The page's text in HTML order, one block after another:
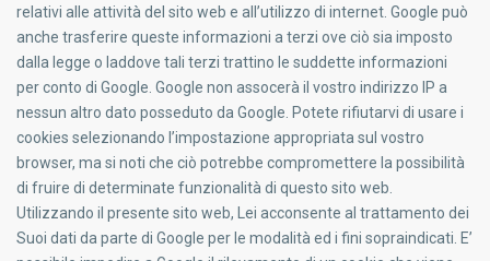
relativi alle attività del sito web e all’utilizzo di internet. Google può
anche trasferire queste informazioni a terzi ove ciò sia imposto
dalla legge o laddove tali terzi trattino le suddette informazioni
per conto di Google. Google non assocerà il vostro indirizzo IP a
nessun altro dato posseduto da Google. Potete rifiutarvi di usare i
cookies selezionando l’impostazione appropriata sul vostro
browser, ma si noti che ciò potrebbe compromettere la possibilità
di fruire di determinate funzionalità di questo sito web.
Utilizzando il presente sito web, Lei acconsente al trattamento dei
Suoi dati da parte di Google per le modalità ed i fini sopraindicati. E’